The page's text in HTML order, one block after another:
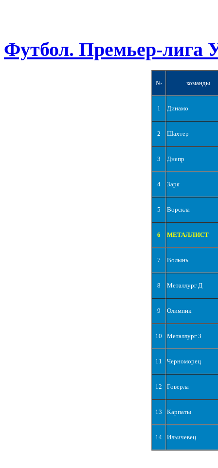
Футбол. Премьер-лига
№ команды
1 Динамо
2 Шахтер
3 Днепр
4 Заря
5 Ворскла
6 МЕТАЛЛИСТ
7 Волынь
8 Металлург Д
9 Олимпик
10 Металлург З
11 Черноморец
12 Говерла
13 Карпаты
14 Ильичевец